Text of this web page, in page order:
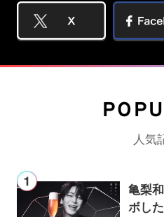
人気
亀梨
ボし